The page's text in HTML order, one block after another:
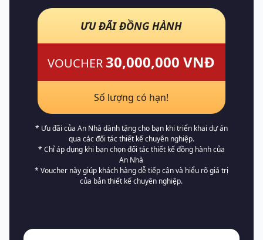
ƯU ĐÃI ĐỒNG HÀNH
VOUCHER 30,000,000 VNĐ
Số lượng có hạn!
* Ưu đãi của An Nhà dành tặng cho bạn khi triển khai dự án
qua các đối tác thiết kế chuyên nghiệp.
* Chỉ áp dụng khi bạn chọn đối tác thiết kế đồng hành của
An Nhà
* Voucher này giúp khách hàng dễ tiếp cận và hiểu rõ giá trị
của bản thiết kế chuyên nghiệp.